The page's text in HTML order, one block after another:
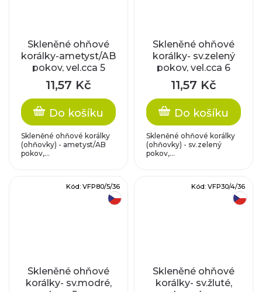
Skleněné ohňové
korálky-ametyst/AB
pokov, vel.cca 5
mm
11,57 Kč
Do košíku
Skleněné ohňové korálky
(ohňovky) - ametyst/AB
pokov,...
Skleněné ohňové
korálky- sv.zelený
pokov, vel.cca 6
mm
11,57 Kč
Do košíku
Skleněné ohňové korálky
(ohňovky) - sv.zelený
pokov,...
Skleněné ohňové
korálky- sv.modré,
Kód: VFP80/5/36
Skleněné ohňové
korálky- sv.žluté,
Kód: VFP30/4/36